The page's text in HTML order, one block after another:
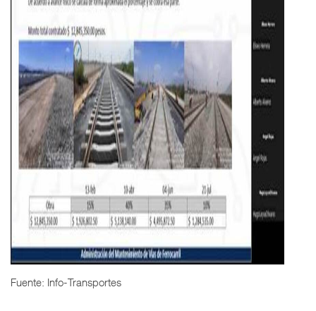
Fuente: Info-Transportes